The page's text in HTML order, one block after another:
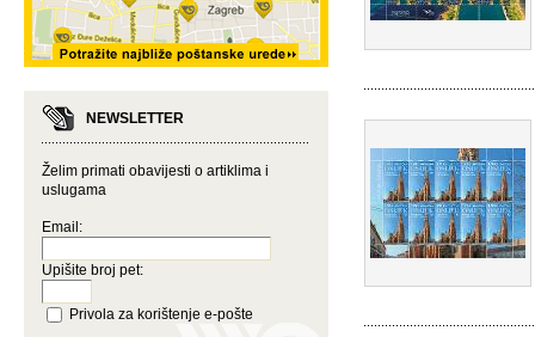
NEWSLETTER
Želim primati obavijesti o artiklima i
uslugama
Email:
Upišite broj pet:
Privola za korištenje e-pošte